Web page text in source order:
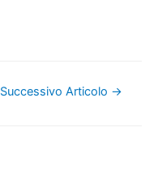
Successivo Articolo →